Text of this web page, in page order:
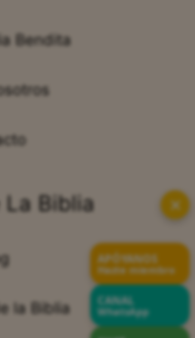
Bendita
Biblia
la Biblia
✕
APÓYANOS
Hazte miembro
CANAL
WhatsApp